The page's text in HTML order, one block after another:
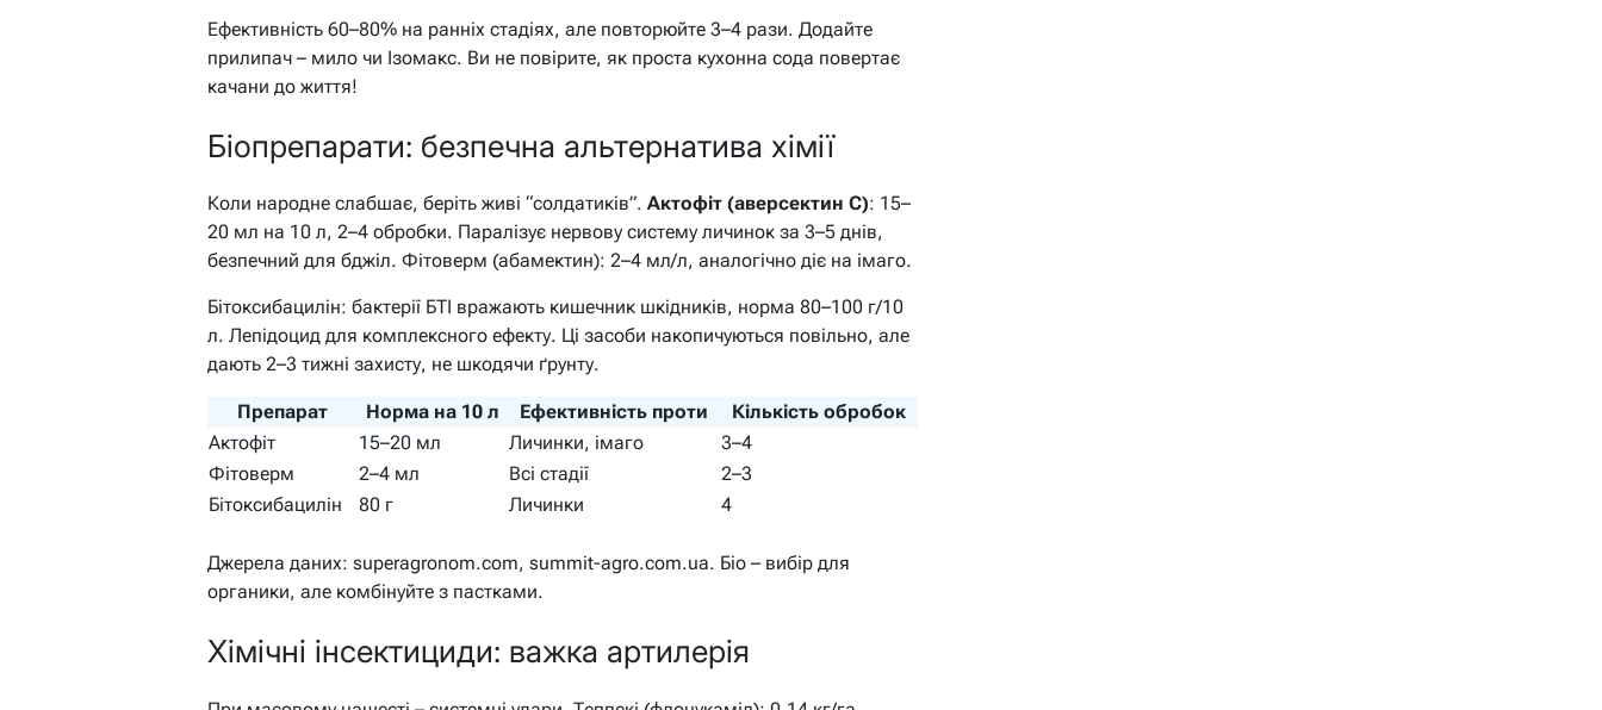
Ефективність 60–80% на ранніх стадіях, але повторюйте 3–4 рази. Додайте
прилипач – мило чи Ізомакс. Ви не повірите, як проста кухонна сода повертає
качани до життя!
Біопрепарати: безпечна альтернатива хімії
Коли народне слабшає, беріть живі “солдатиків”. Актофіт (аверсектин С): 15–
20 мл на 10 л, 2–4 обробки. Паралізує нервову систему личинок за 3–5 днів,
безпечний для бджіл. Фітоверм (абамектин): 2–4 мл/л, аналогічно діє на імаго.
Бітоксибацилін: бактерії БТІ вражають кишечник шкідників, норма 80–100 г/10
л. Лепідоцид для комплексного ефекту. Ці засоби накопичуються повільно, але
дають 2–3 тижні захисту, не шкодячи ґрунту.
Препарат Норма на 10 л Ефективність проти
Кількість обробок
Актофіт
15–20 мл Личинки, імаго
3–4
Фітоверм
2–4 мл Всі стадії
2–3
Бітоксибацилін
80 г Личинки 4
Джерела даних: superagronom.com, summit-agro.com.ua. Біо – вибір для
органики, але комбінуйте з пастками.
Хімічні інсектициди: важка артилерія